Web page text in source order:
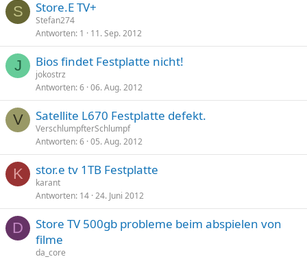
S Store.E TV+
Stefan274
Antworten 1 11. Sep. 2012
J Bios findet Festplatte nicht!
jokostrz
Antworten 6 06. Aug. 2012
V Satellite L670 Festplatte defekt.
VerschlumpfterSchlumpf
Antworten 6 05. Aug. 2012
K stor.e tv 1TB Festplatte
karant
Antworten 14 24. Juni 2012
D
Store TV 500gb probleme beim abspielen von
filme
da_core